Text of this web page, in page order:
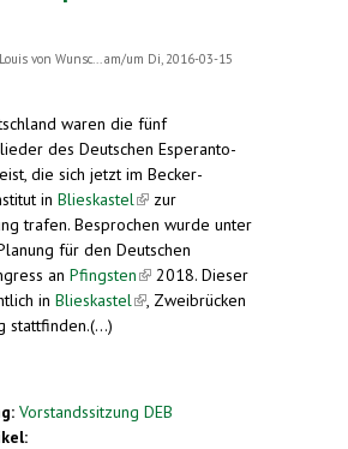
Louis von Wunsc...
am/um Di, 2016-03-15
waren die fünf
des Deutschen Esperanto-
die sich jetzt im Becker-
in Blieskastel (link is external)
zur
trafen. Besprochen wurde unter
für den Deutschen
an Pfingsten(link is external)
2018. Dieser
in Blieskastel (link is external)
, Zweibrücken
stattfinden.(...)
Vorstandssitzung DEB